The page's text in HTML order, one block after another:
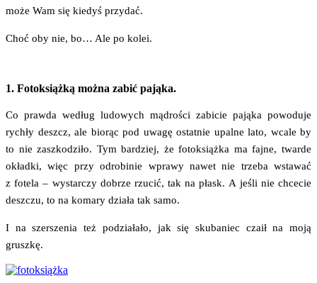
może Wam się kie­dyś przydać.
Choć oby nie, bo… Ale po kolei.
1. Fotoksiążką można zabić pająka.
Co praw­da według ludo­wych mądro­ści zabi­cie pają­ka powo­du­je
rychły deszcz, ale bio­rąc pod uwa­gę ostat­nie upal­ne lato, wca­le by
to nie zaszko­dzi­ło. Tym bar­dziej, że fotok­siąż­ka ma faj­ne, twar­de
okład­ki, więc przy odro­bi­nie wpra­wy nawet nie trze­ba wsta­wać
z fote­la – wystar­czy dobrze rzu­cić, tak na płask. A jeśli nie chce­cie
desz­czu, to na koma­ry dzia­ła tak samo.
I na szer­sze­nia też podzia­ła­ło, jak się sku­ba­niec cza­ił na moją
gruszkę.